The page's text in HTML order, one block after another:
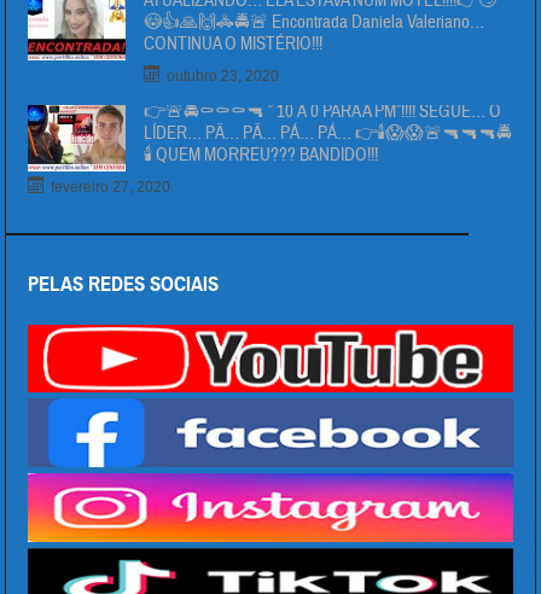
😳👍🙏🙌🚓🚔🚨 Encontrada Daniela Valeriano…
CONTINUA O MISTÉRIO!!!
outubro 23, 2020
👉🚨🚔⚰⚰⚰🔫 ” 10 Á 0 PARA A PM”!!!! SEGUE… O
LÍDER… PÄ… PÄ… PÁ… PÁ… 👉🕯😱😱🚨🔫🔫🔫🚔
🕯 QUEM MORREU??? BANDIDO!!!
fevereiro 27, 2020
PELAS REDES SOCIAIS